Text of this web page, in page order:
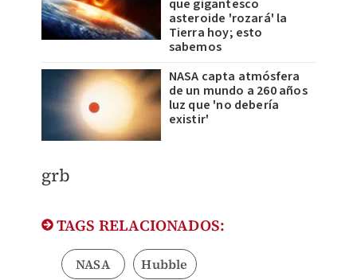
que gigantesco
asteroide 'rozará' la
Tierra hoy; esto
sabemos
NASA capta atmósfera
de un mundo a 260 años
luz que 'no debería
existir'
​grb
TAGS RELACIONADOS:
NASA Hubble